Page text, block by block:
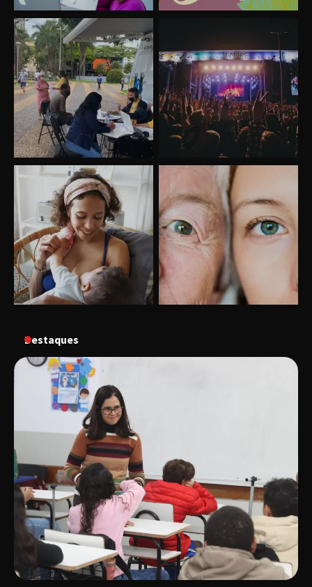
Destaques
Uberlândia recebe o projeto “Experiência Rio”
no dia 17 de junho
gastronomia de Uberlândia em dois dias de
evento gratuito
“Uma prosa de valor” é o tema da roda de
conversa com o diretor e a produtora do
espetáculo Bárbara
“Tom na Fazenda” retorna à Uberlândia após
sucesso absoluto em 2025